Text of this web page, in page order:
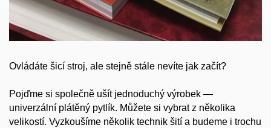
Ovládáte šicí stroj, ale stejně stále nevíte jak začít?
Pojďme si společně ušít jednoduchý výrobek —
univerzální plátěný pytlík. Můžete si vybrat z několika
velikostí. Vyzkoušíme několik technik šití a budeme i trochu